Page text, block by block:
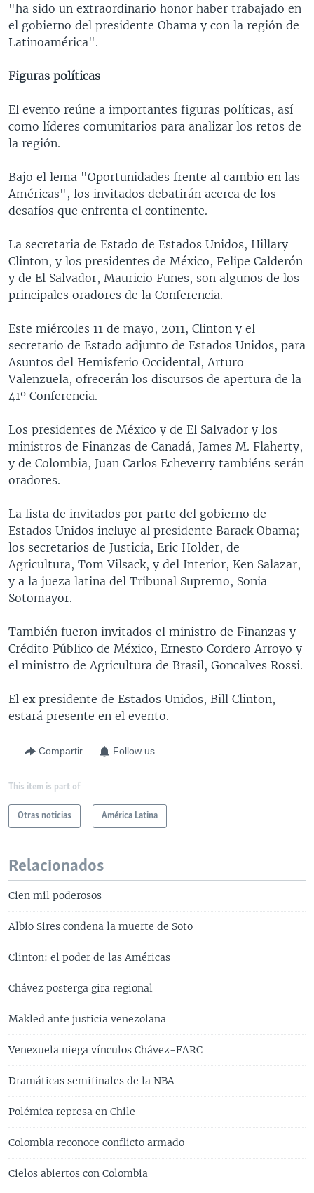
"ha sido un extraordinario honor haber trabajado en
el gobierno del presidente Obama y con la región de
Latinoamérica".
Figuras políticas
El evento reúne a importantes figuras políticas, así
como líderes comunitarios para analizar los retos de
la región.
Bajo el lema "Oportunidades frente al cambio en las
Américas", los invitados debatirán acerca de los
desafíos que enfrenta el continente.
La secretaria de Estado de Estados Unidos, Hillary
Clinton, y los presidentes de México, Felipe Calderón
y de El Salvador, Mauricio Funes, son algunos de los
principales oradores de la Conferencia.
Este miércoles 11 de mayo, 2011, Clinton y el
secretario de Estado adjunto de Estados Unidos, para
Asuntos del Hemisferio Occidental, Arturo
Valenzuela, ofrecerán los discursos de apertura de la
41º Conferencia.
Los presidentes de México y de El Salvador y los
ministros de Finanzas de Canadá, James M. Flaherty,
y de Colombia, Juan Carlos Echeverry tambiéns serán
oradores.
La lista de invitados por parte del gobierno de
Estados Unidos incluye al presidente Barack Obama;
los secretarios de Justicia, Eric Holder, de
Agricultura, Tom Vilsack, y del Interior, Ken Salazar,
y a la jueza latina del Tribunal Supremo, Sonia
Sotomayor.
También fueron invitados el ministro de Finanzas y
Crédito Público de México, Ernesto Cordero Arroyo y
el ministro de Agricultura de Brasil, Goncalves Rossi.
El ex presidente de Estados Unidos, Bill Clinton,
estará presente en el evento.
Compartir Follow us
This item is part of
Otras noticias América Latina
Relacionados
Cien mil poderosos
Albio Sires condena la muerte de Soto
Clinton: el poder de las Américas
Chávez posterga gira regional
Makled ante justicia venezolana
Venezuela niega vínculos Chávez-FARC
Dramáticas semifinales de la NBA
Polémica represa en Chile
Colombia reconoce conflicto armado
Cielos abiertos con Colombia